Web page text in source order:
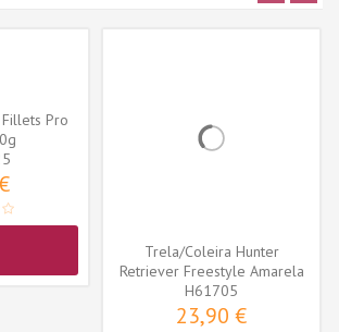
Fillets Pro
Trela/Coleira Hunter
Retriever Freestyle Amarela
Neon (10...
H61705
23,90 €